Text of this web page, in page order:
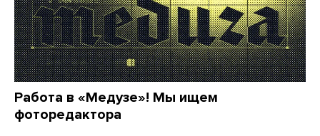
Работа в «Медузе»! Мы ищем
фоторедактора